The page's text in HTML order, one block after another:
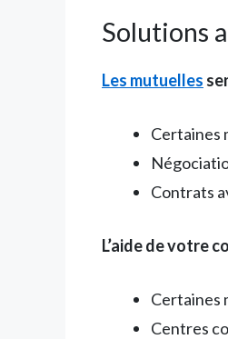
Solutions
Les mutuelles
Certaines
Contrats
L’aide de votre
Certaines
Centres